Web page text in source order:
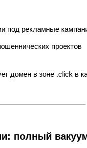
под рекламные
проектов
домен в зоне .click в
полный